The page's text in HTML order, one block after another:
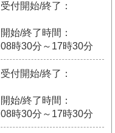
受付開始/終了：
開始/終了時間：
08時30分～17時30分
受付開始/終了：
開始/終了時間：
08時30分～17時30分